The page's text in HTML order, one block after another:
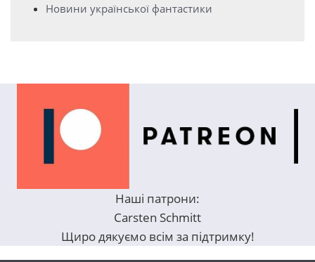
Новини української фантастики
Наші патрони:
Carsten Schmitt
Щиро дякуємо всім за підтримку!